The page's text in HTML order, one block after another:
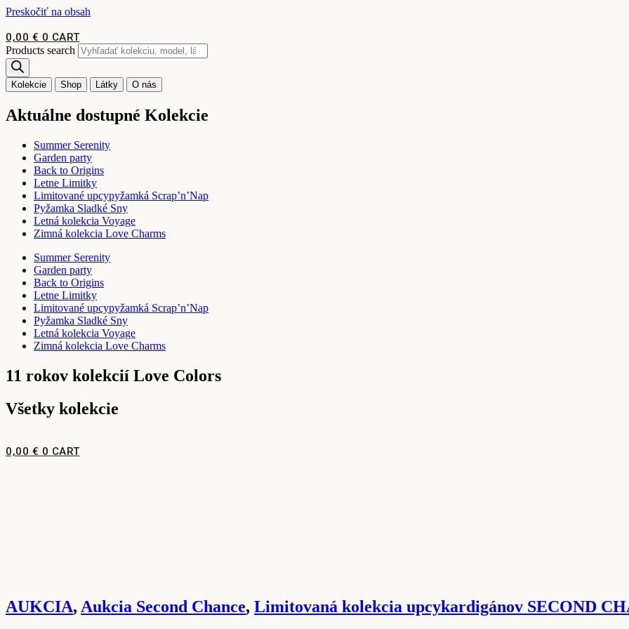
Preskočiť na obsah
0,00 € 0 CART
Products search
Kolekcie Shop Látky O nás
Aktuálne dostupné Kolekcie
Summer Serenity
Garden party
Back to Origins
Letne Limitky
Limitované upcypyžamká Scrap’n’Nap
Pyžamka Sladké Sny
Letná kolekcia Voyage
Zimná kolekcia Love Charms
Summer Serenity
Garden party
Back to Origins
Letne Limitky
Limitované upcypyžamká Scrap’n’Nap
Pyžamka Sladké Sny
Letná kolekcia Voyage
Zimná kolekcia Love Charms
11 rokov kolekcií Love Colors
Všetky kolekcie
0,00 € 0 CART
AUKCIA, Aukcia Second Chance, Limitovaná kolekcia upcykardigánov SECOND